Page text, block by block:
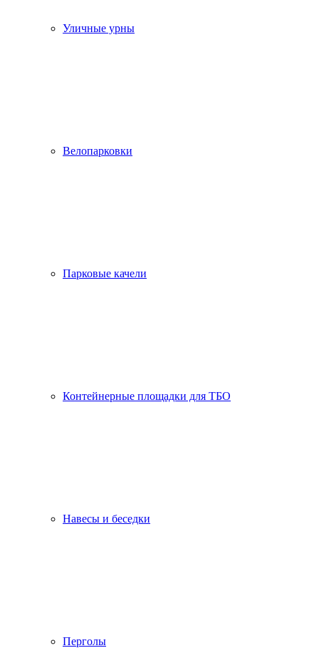
Уличные урны
Велопарковки
Парковые качели
Контейнерные площадки для ТБО
Навесы и беседки
Перголы